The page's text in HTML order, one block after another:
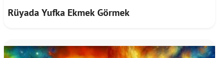
Rüyada Yufka Ekmek Görmek